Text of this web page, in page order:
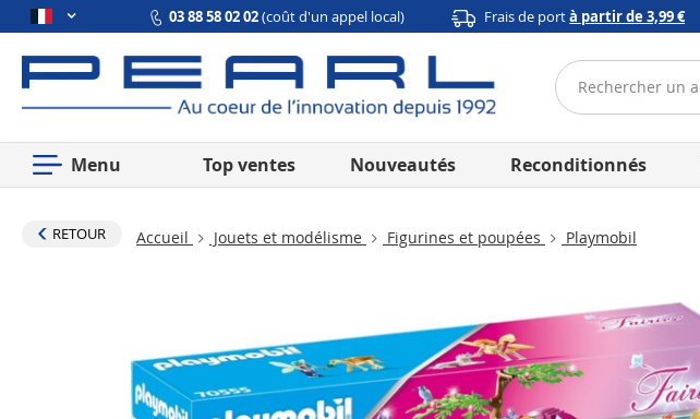
03 88 58 02 02(coût d'un appel local) Frais de portà partir de 3,99 €
Menu Top ventes Nouveautés Reconditionnés
RETOUR Accueil Jouets et modélisme Figurines et poupées Playmobil